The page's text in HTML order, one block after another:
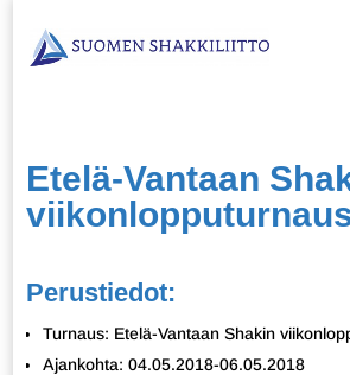
Etelä-Vantaan
Perustiedot:
Turnaus: Etelä-Vantaan Shakin
Ajankohta: 04.05.2018-06.05.2018